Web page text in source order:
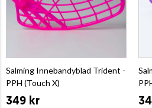
Salming Innebandyblad Trident -
PPH (Touch X)
349 kr